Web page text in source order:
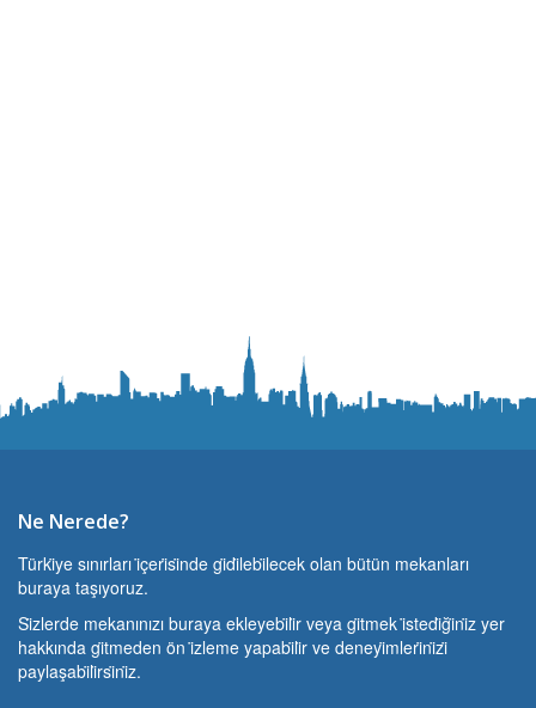
Ne Nerede?
Türki̇ye sınırları i̇çeri̇si̇nde gi̇di̇lebi̇lecek olan bütün mekanları
buraya taşıyoruz.
Si̇zlerde mekanınızı buraya ekleyebi̇li̇r veya gi̇tmek i̇stedi̇ği̇ni̇z yer
hakkında gi̇tmeden ön i̇zleme yapabi̇li̇r ve deneyi̇mleri̇ni̇zi̇
paylaşabi̇li̇rsi̇ni̇z.